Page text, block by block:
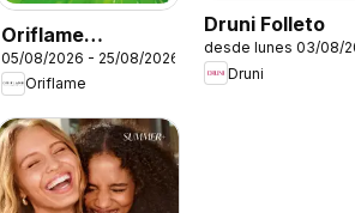
Oriflame
Catálogo
Campaña 11
05/08/2026 - 25/08/2026
Oriflame
Druni Folleto
desde lunes 03/08/
Druni